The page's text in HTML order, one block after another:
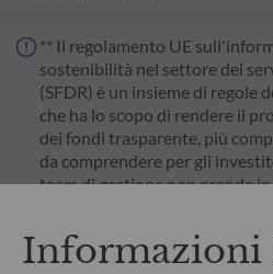
** Il regolamento UE
sostenibilità nel settore dei
(SFDR) è un insieme di regole
che ha lo scopo di rendere il
dei fondi trasparente, più
da comprendere per gli
team di gestione non prende
dalle decisioni d’investimento
sostenibilità nel processo
Informazioni